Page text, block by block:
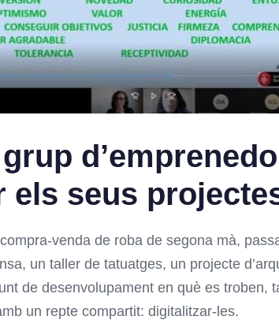
els seus
venda de roba de segona mà,
un taller de tatuatges, un projecte
de desenvolupament en què es
un repte compartit: digitalitzar-les.